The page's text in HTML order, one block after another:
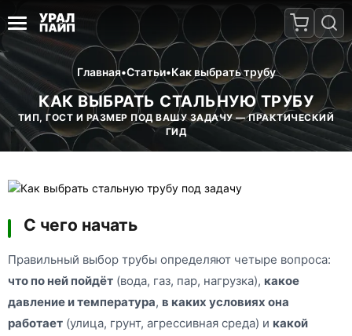
Главная•Статьи•Как выбрать трубу
КАК ВЫБРАТЬ СТАЛЬНУЮ ТРУБУ
ТИП, ГОСТ И РАЗМЕР ПОД ВАШУ ЗАДАЧУ — ПРАКТИЧЕСКИЙ
ГИД
С чего начать
Правильный выбор трубы определяют четыре вопроса:
что по ней пойдёт (вода, газ, пар, нагрузка), какое
давление и температура, в каких условиях она
работает (улица, грунт, агрессивная среда) и какой